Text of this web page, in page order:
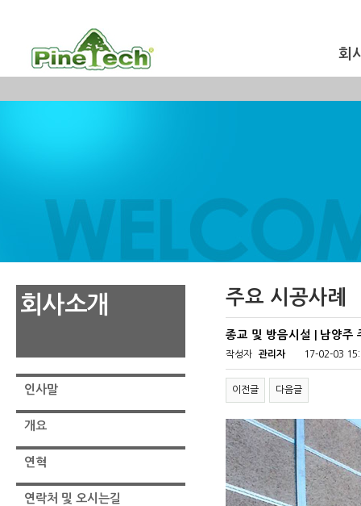
회
회사소개
인사말
개요
연혁
연락처 및 오시는길
주요 시공사례
종교 및 방음시설 | 남양주
작성자 관리자 17-02-03
이전글 다음글